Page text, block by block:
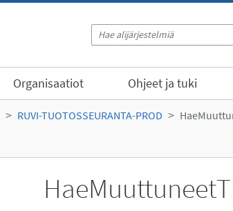
Organisaatiot Ohjeet ja tuki
RUVI-TUOTOSSEURANTA-PROD